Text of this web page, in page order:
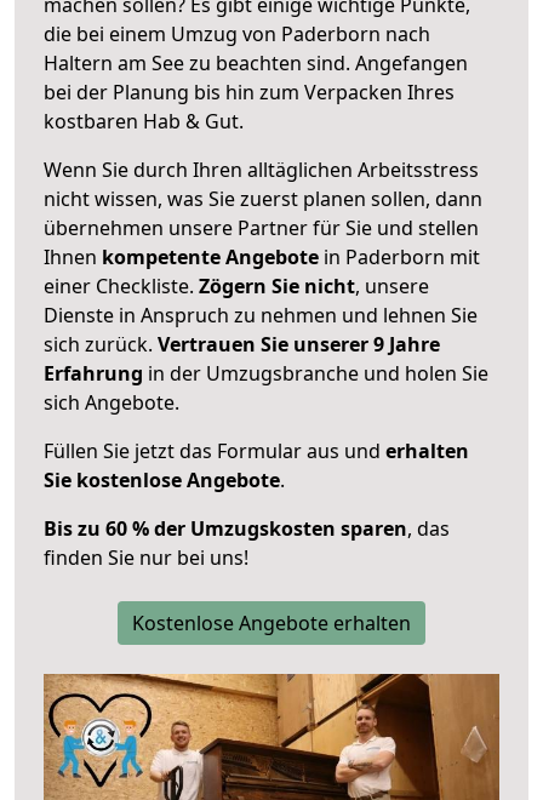
die bei einem Umzug von Paderborn nach
Haltern am See zu beachten sind. Angefangen
bei der Planung bis hin zum Verpacken Ihres
kostbaren Hab & Gut.
Wenn Sie durch Ihren alltäglichen Arbeitsstress
nicht wissen, was Sie zuerst planen sollen, dann
übernehmen unsere Partner für Sie und stellen
Ihnen kompetente Angebote in Paderborn mit
einer Checkliste. Zögern Sie nicht, unsere
Dienste in Anspruch zu nehmen und lehnen Sie
sich zurück. Vertrauen Sie unserer 9 Jahre
Erfahrung in der Umzugsbranche und holen Sie
sich Angebote.
Füllen Sie jetzt das Formular aus und erhalten
Sie kostenlose Angebote.
Bis zu 60 % der Umzugskosten sparen, das
finden Sie nur bei uns!
Kostenlose Angebote erhalten